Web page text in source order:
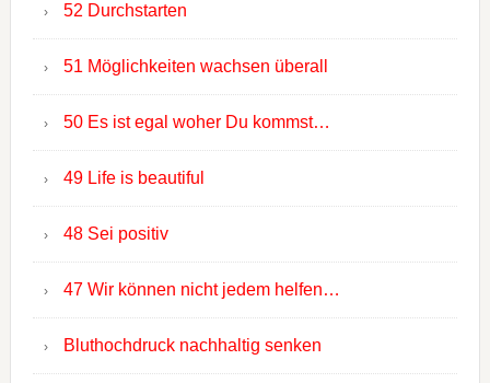
52 Durchstarten
51 Möglichkeiten wachsen überall
50 Es ist egal woher Du kommst…
49 Life is beautiful
48 Sei positiv
47 Wir können nicht jedem helfen…
Bluthochdruck nachhaltig senken